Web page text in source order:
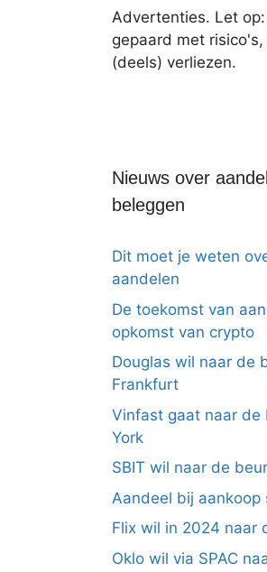
Advertenties. Let
gepaard met
(deels) verliezen.
Nieuws over
beleggen
Dit moet je weten
aandelen
De toekomst van
opkomst van crypto
Douglas wil naar de
Frankfurt
Vinfast gaat naar de
York
SBIT wil naar de
Aandeel bij aankoop
Flix wil in 2024 naar
Oklo wil via SPAC